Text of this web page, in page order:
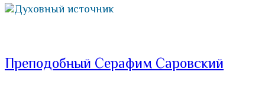
Духовный источник
Преподобный Серафим Саровский